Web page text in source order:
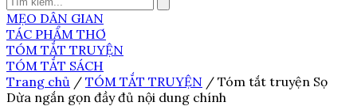
MẸO DÂN GIAN
TÁC PHẨM THƠ
TÓM TẮT TRUYỆN
TÓM TẮT SÁCH
Trang chủ / TÓM TẮT TRUYỆN / Tóm tắt truyện Sọ
Dừa ngắn gọn đầy đủ nội dung chính